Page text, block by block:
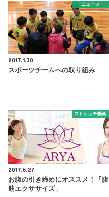
ニュース
2017.1.30
スポーツチームへの取り組み
ストレッチ動画
2017.6.27
お腹の引き締めにオススメ！「腹
筋エクササイズ」